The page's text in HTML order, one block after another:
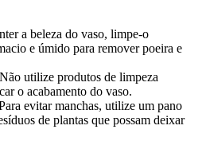
a beleza do vaso, limpe-o
e úmido para remover poeira e
utilize produtos de limpeza
o acabamento do vaso.
evitar manchas, utilize um pano
de plantas que possam deixar